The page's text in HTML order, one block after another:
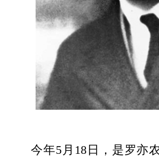
今年5月 18日，是罗亦